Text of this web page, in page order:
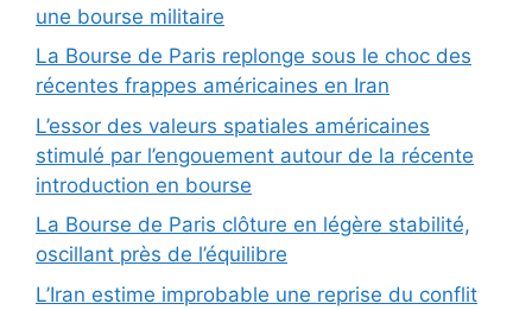
une bourse militaire
La Bourse de Paris replonge sous le choc des
récentes frappes américaines en Iran
L’essor des valeurs spatiales américaines
stimulé par l’engouement autour de la récente
introduction en bourse
La Bourse de Paris clôture en légère stabilité,
oscillant près de l’équilibre
L’Iran estime improbable une reprise du conflit